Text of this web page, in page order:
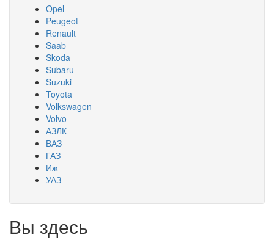
Opel
Peugeot
Renault
Saab
Skoda
Subaru
Suzuki
Toyota
Volkswagen
Volvo
АЗЛК
ВАЗ
ГАЗ
Иж
УАЗ
Вы здесь